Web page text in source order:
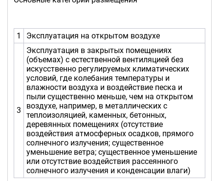
1 Эксплуатация на открытом воздухе
3
Эксплуатация в закрытых помещениях
(объемах) с естественной вентиляцией без
искусственно регулируемых климатических
условий, где колебания температуры и
влажности воздуха и воздействие песка и
пыли существенно меньше, чем на открытом
воздухе, например, в металлических с
теплоизоляцией, каменных, бетонных,
деревянных помещениях (отсутствие
воздействия атмосферных осадков, прямого
солнечного излучения; существенное
уменьшение ветра; существенное уменьшение
или отсутствие воздействия рассеянного
солнечного излучения и конденсации влаги)